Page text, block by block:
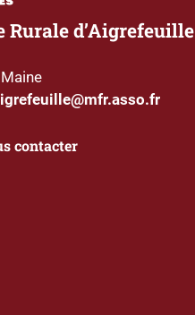
d’Aigrefeuille
contacter